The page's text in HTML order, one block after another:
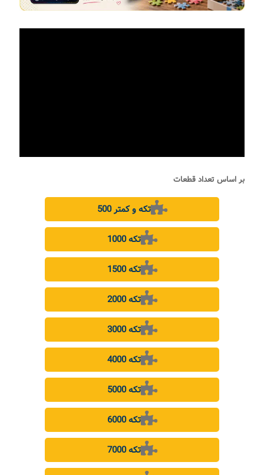
بر اساس تعداد قطعات
500 تکه و کمتر
1000 تکه
1500 تکه
2000 تکه
3000 تکه
4000 تکه
5000 تکه
6000 تکه
7000 تکه